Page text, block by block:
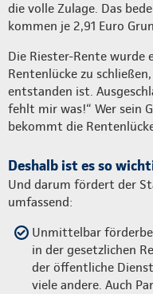
die volle Zulage. Das
kommen je 2,91 Euro
Die Riester-Rente
Rentenlücke zu
entstanden ist.
fehlt mir was!“ Wer sein
bekommt die
Deshalb ist es so
Und darum fördert der
umfassend:
Unmittelbar
in der gesetzlichen
der öffentliche
viele andere. Auch